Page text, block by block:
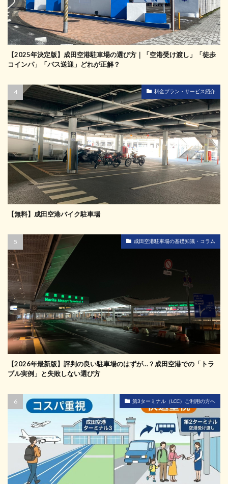
【2025年決定版】成田空港駐車場の選び方｜「空港受け渡し」「徒歩
コインパ」「バス送迎」どれが正解？
料金プラン・サービス紹介
【無料】成田空港バイク駐車場
成田空港駐車場の基礎知識・コラム
【2026年最新版】評判の良い駐車場のはずが…？成田空港での「トラ
ブル実例」と失敗しない選び方
第3ターミナル（LCC）ご利用の方へ